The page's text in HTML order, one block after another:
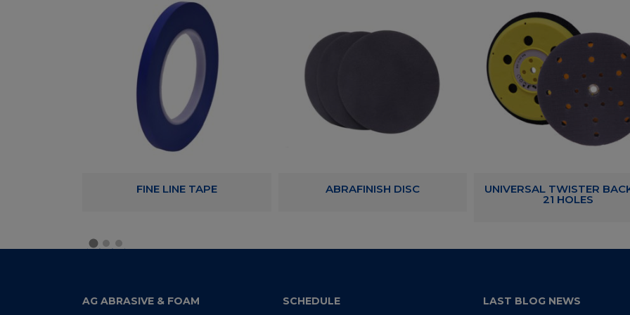
FINE LINE TAPE ABRAFINISH DISC UNIVERSAL TWISTER
21 HOLES
AG ABRASIVE & FOAM SCHEDULE LAST BLOG NEWS